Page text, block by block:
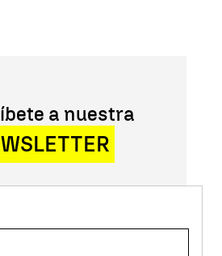
a nuestra